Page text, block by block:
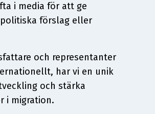
i media för att ge
förslag eller
och representanter
har vi en unik
och stärka
i migration.